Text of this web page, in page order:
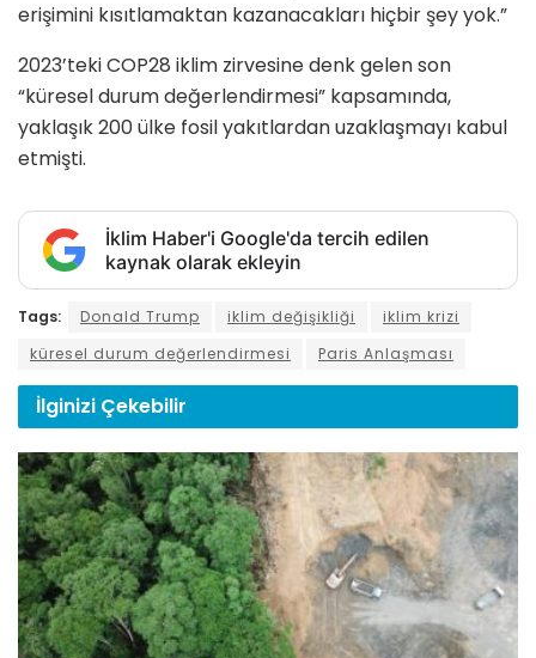
erişimini kısıtlamaktan kazanacakları hiçbir şey yok.”
2023’teki COP28 iklim zirvesine denk gelen son
“küresel durum değerlendirmesi” kapsamında,
yaklaşık 200 ülke fosil yakıtlardan uzaklaşmayı kabul
etmişti.
İklim Haber'i Google'da tercih edilen
kaynak olarak ekleyin
Tags: Donald Trump iklim değişikliği
iklim krizi
küresel durum değerlendirmesi
Paris Anlaşması
İlginizi Çekebilir